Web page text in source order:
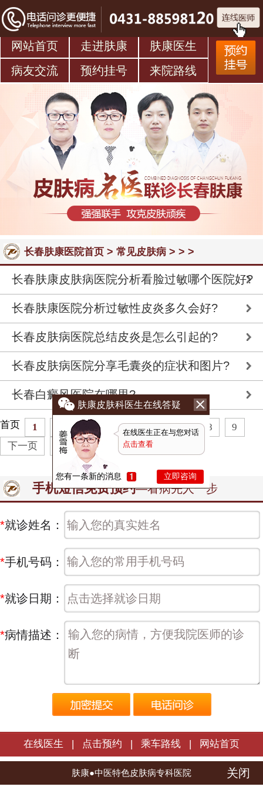
网站首页 走进肤康
肤康医生
病友交流
预约挂号 来院路线
长春肤康医院首页> 常见皮肤病> > >
长春肤康皮肤病医院分析看脸过敏哪个医院好?
长春肤康医院分析过敏性皮炎多久会好?
长春皮肤病医院总结皮炎是怎么引起的?
长春皮肤病医院分享毛囊炎的症状和图片?
长春白癜风医院在哪里?
首页 1 5 6 7 8
9
下一页
末页 共 260页1296
手机短信免费预约—看病先人一步
*就诊姓名：
*手机号码：
*就诊日期：
*病情描述：
在线医生 点击预约 乘车路线 网站首页
长春肤康皮肤病医院 | 版权所有
肤康皮肤科医生在线答疑
在线医生正在与您对话
点击查看
您有一条新的消息 立即咨询
肤康●中医特色皮肤病专科医院 关闭